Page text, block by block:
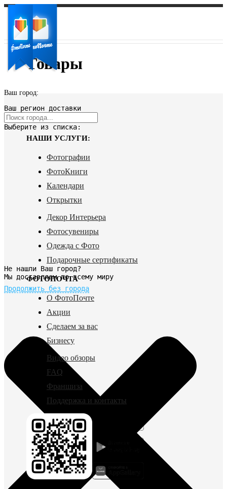
Ваш город:
Ваш регион доставки
Выберите из списка:
Не нашли Ваш город?
Мы доставляем по всему миру
Продолжить без города
Товары
НАШИ УСЛУГИ:
Фотографии
ФотоКниги
Календари
Открытки
Декор Интерьера
Фотосувениры
Одежда с Фото
Подарочные сертификаты
ФОТОПОЧТА
О ФотоПочте
Акции
Сделаем за вас
Бизнесу
Видео обзоры
FAQ
Франшиза
Поддержка и контакты